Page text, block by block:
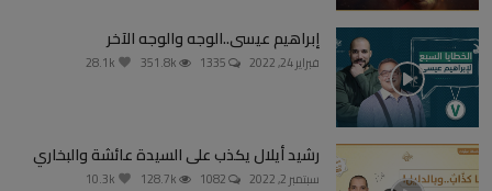
إبراهيم عيسى..الوجه والوجه الآخر
فبراير 24, 2022
رشيد أيلال يكذب على السيدة عائشة والبخاري
سبتمبر 2, 2022